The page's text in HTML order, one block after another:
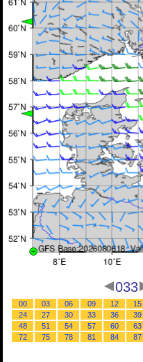
033
00 03 06 09 12 15
24
27 30 33 36 39
48
51 54 57 60 63
72
75 78 81 84 87